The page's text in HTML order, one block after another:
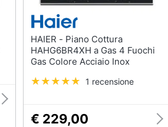
HAIER - Piano Cottura
HAHG6BR4XH a Gas 4 Fuochi
Gas Colore Acciaio Inox
1 recensione
€ 229,00